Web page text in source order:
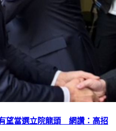
望當選立院龍頭 網讚：高招